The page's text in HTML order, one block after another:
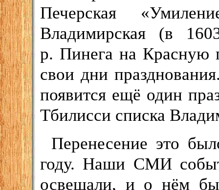
Печерская
Владимирская (в
р. Пинега на Красную
свои дни
появится ещё один
Тбилисси списка
Перенесение это
году. Наши СМИ
освещали, и о нём